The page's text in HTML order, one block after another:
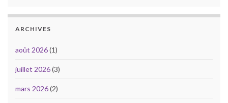
ARCHIVES
août 2026(1)
juillet 2026(3)
mars 2026(2)